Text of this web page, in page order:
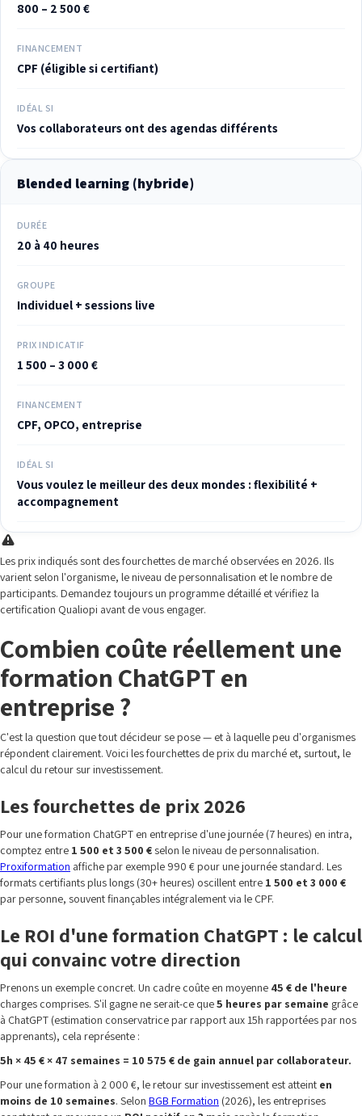
800 – 2 500 €
FINANCEMENT
CPF (éligible si certifiant)
IDÉAL SI
Vos collaborateurs ont des agendas différents
Blended learning (hybride)
DURÉE
20 à 40 heures
GROUPE
Individuel + sessions live
PRIX INDICATIF
1 500 – 3 000 €
FINANCEMENT
CPF, OPCO, entreprise
IDÉAL SI
Vous voulez le meilleur des deux mondes : flexibilité +
accompagnement
Les prix indiqués sont des fourchettes de marché observées en 2026. Ils
varient selon l'organisme, le niveau de personnalisation et le nombre de
participants. Demandez toujours un programme détaillé et vérifiez la
certification Qualiopi avant de vous engager.
Combien coûte réellement une
formation ChatGPT en
entreprise ?
C'est la question que tout décideur se pose — et à laquelle peu d'organismes
répondent clairement. Voici les fourchettes de prix du marché et, surtout, le
calcul du retour sur investissement.
Les fourchettes de prix 2026
Pour une formation ChatGPT en entreprise d'une journée (7 heures) en intra,
comptez entre 1 500 et 3 500 €selon le niveau de personnalisation.
Proxiformation affiche par exemple 990 € pour une journée standard. Les
formats certifiants plus longs (30+ heures) oscillent entre 1 500 et 3 000 €
par personne, souvent finançables intégralement via le CPF.
Le ROI d'une formation ChatGPT : le calcul
qui convainc votre direction
Prenons un exemple concret. Un cadre coûte en moyenne 45 € de l'heure
charges comprises. S'il gagne ne serait-ce que5 heures par semaine grâce
à ChatGPT (estimation conservatrice par rapport aux 15h rapportées par nos
apprenants), cela représente :
5h × 45 € × 47 semaines = 10 575 € de gain annuel par collaborateur.
Pour une formation à 2 000 €, le retour sur investissement est atteint en
moins de 10 semaines. Selon BGB Formation (2026), les entreprises